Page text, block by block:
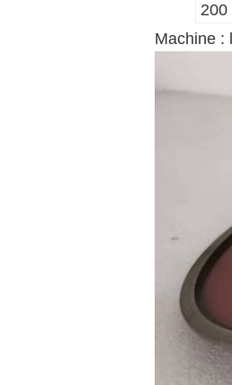
200
Machine :